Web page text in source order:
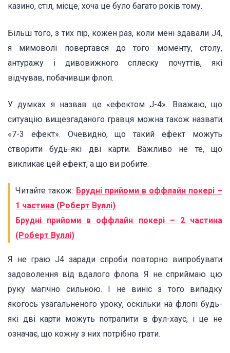
казино, стіл, місце, хоча це було багато років тому.
Більш того, з тих пір, кожен раз, коли мені здавали J4,
я мимоволі повертався до того моменту, столу,
антуражу і дивовижного сплеску почуттів, які
відчував, побачивши флоп.
У думках я назвав це «ефектом J-4». Вважаю, що
ситуацію вищезгаданого гравця можна також назвати
«7-3 ефект». Очевидно, що такий ефект можуть
створити будь-які дві карти. Важливо не те, що
викликає цей ефект, а що ви робите.
Читайте також: Брудні прийоми в оффлайн покері –
1 частина (Роберт Вуллі)
Брудні прийоми в оффлайн покері – 2 частина
(Роберт Вуллі)
Я не граю J4 заради спроби повторно випробувати
задоволення від вдалого флопа. Я не сприймаю цю
руку магічно сильною. І не виніс з того випадку
якогось узагальненого уроку, оскільки на флопі будь-
які дві карти можуть потрапити в фул-хаус, і це не
означає, що кожну з них потрібно грати.